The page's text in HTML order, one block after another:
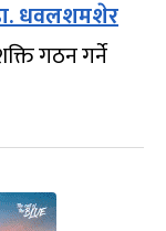
धवलशमशेर
गठन गर्ने